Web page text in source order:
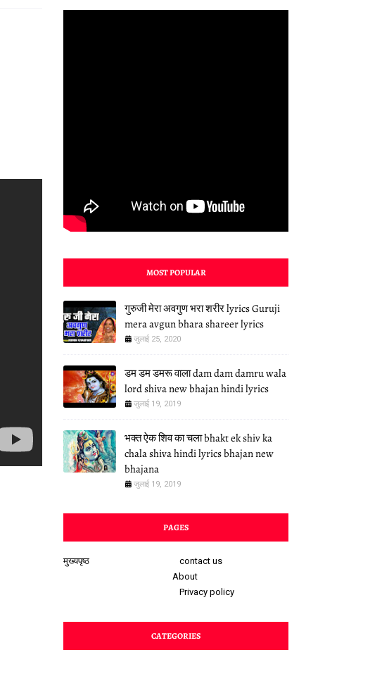
MOST POPULAR
गुरुजी मेरा अवगुण भरा शरीर lyrics Guruji
mera avgun bhara shareer lyrics
जुलाई 25, 2020
डम डम डमरू वाला dam dam damru wala
lord shiva new bhajan hindi lyrics
जुलाई 19, 2019
भक्त ऐक शिव का चला bhakt ek shiv ka
chala shiva hindi lyrics bhajan new
bhajana
जुलाई 19, 2019
PAGES
मुख्यपृष्ठ
contact us
About
Privacy policy
CATEGORIES